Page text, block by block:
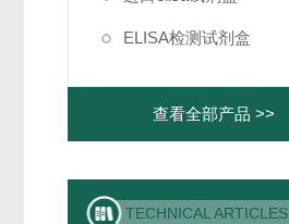
ELISA检测试剂盒
查看全部产品 >>
TECHNICAL ARTICLES